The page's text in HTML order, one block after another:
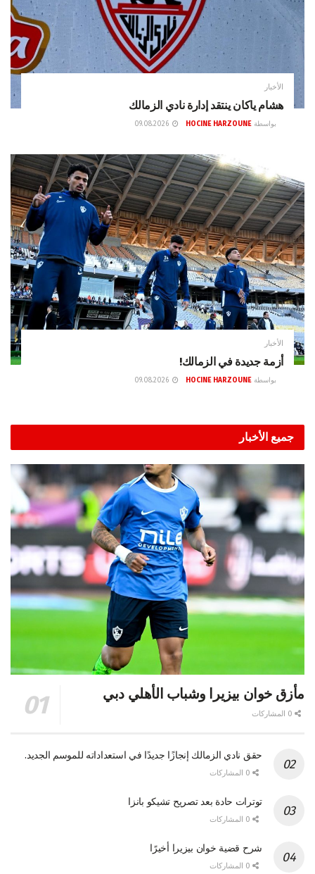
الأخبار
هشام ياكان ينتقد إدارة نادي الزمالك
بواسطة HOCINE HARZOUNE
الأخبار
أزمة جديدة في الزمالك!
بواسطة HOCINE HARZOUNE
جميع الأخبار
مأزق خوان بيزيرا وشباب الأهلي دبي
حقق نادي الزمالك إنجازًا جديدًا في استعداداته للموسم الجديد.
توترات حادة بعد تصريح تشيكو بانزا
شرح قضية خوان بيزيرا أخيرًا